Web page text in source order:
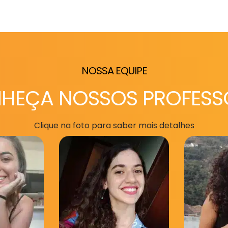
NOSSA EQUIPE
NOSSOS
Clique na foto para saber mais detalhes